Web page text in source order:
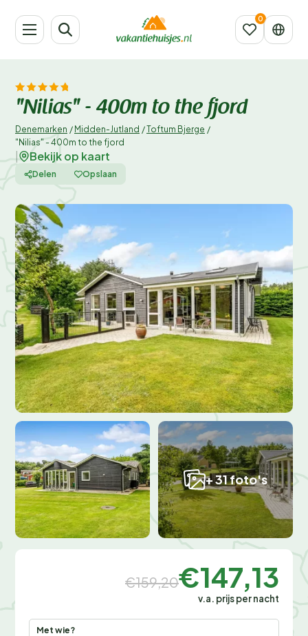
"Nilias" - 400m to the fjord
Denemarken / Midden-Jutland /Toftum Bjerge /
"Nilias" - 400m to the fjord
Bekijk op kaart
Delen Opslaan
+ 31 foto's
€159,20€147,13
v.a. prijs per nacht
Met wie?